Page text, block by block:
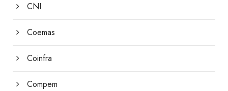
CNI
Coemas
Coinfra
Compem